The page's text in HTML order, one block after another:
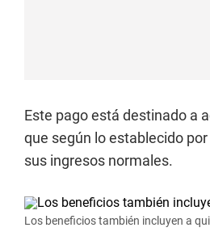
Este pago está destinado a
que según lo establecido
sus ingresos normales.
Los beneficios también incluyen a